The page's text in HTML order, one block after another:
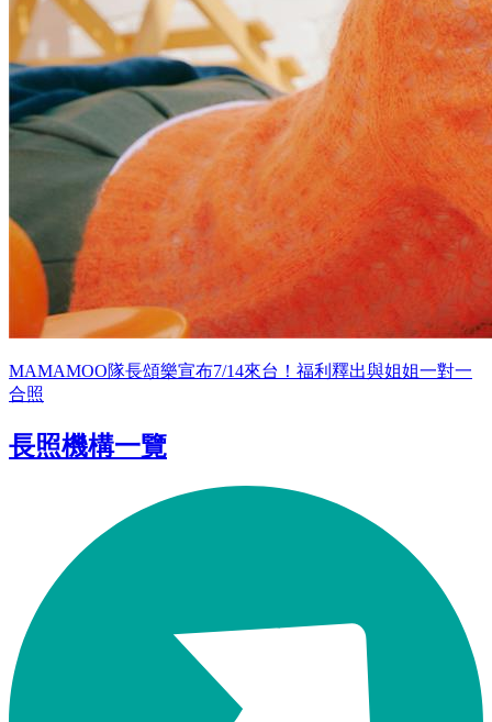
MAMAMOO隊長頌樂宣布7/14來台！福利釋出與姐姐一對一
合照
長照機構一覽